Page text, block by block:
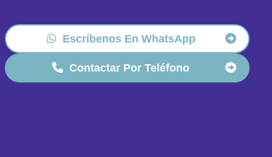
Escríbenos En WhatsApp
Contactar Por Teléfono